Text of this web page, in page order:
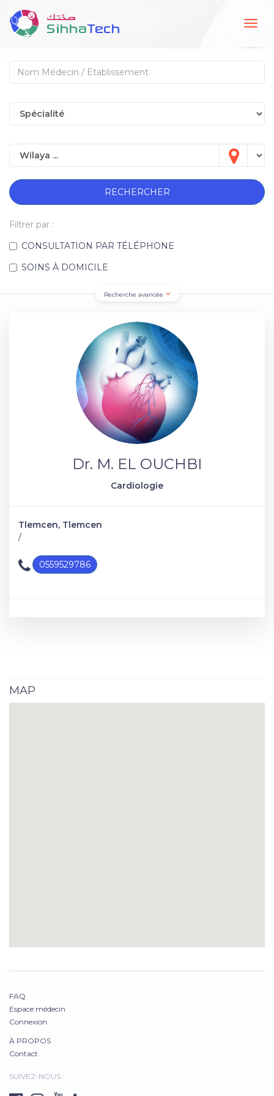
RECHERCHER
Filtrer par :
CONSULTATION PAR TÉLÉPHONE
SOINS À DOMICILE
Recherche avancée
Dr. M. EL OUCHBI
Cardiologie
Tlemcen, Tlemcen
/
0559529786
MAP
FAQ
Espace médecin
Connexion
À PROPOS
Contact
SUIVEZ-NOUS :